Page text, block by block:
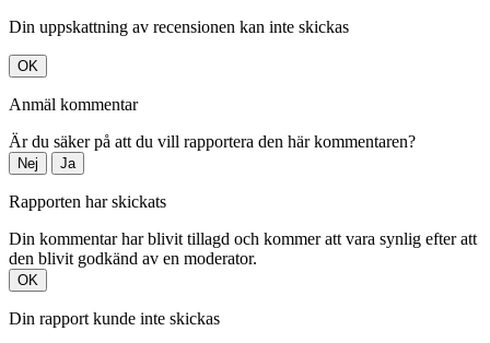
Din uppskattning av recensionen kan inte skickas
OK
Anmäl kommentar
Är du säker på att du vill rapportera den här kommentaren?
Nej Ja
Rapporten har skickats
Din kommentar har blivit tillagd och kommer att vara synlig efter att
den blivit godkänd av en moderator.
OK
Din rapport kunde inte skickas